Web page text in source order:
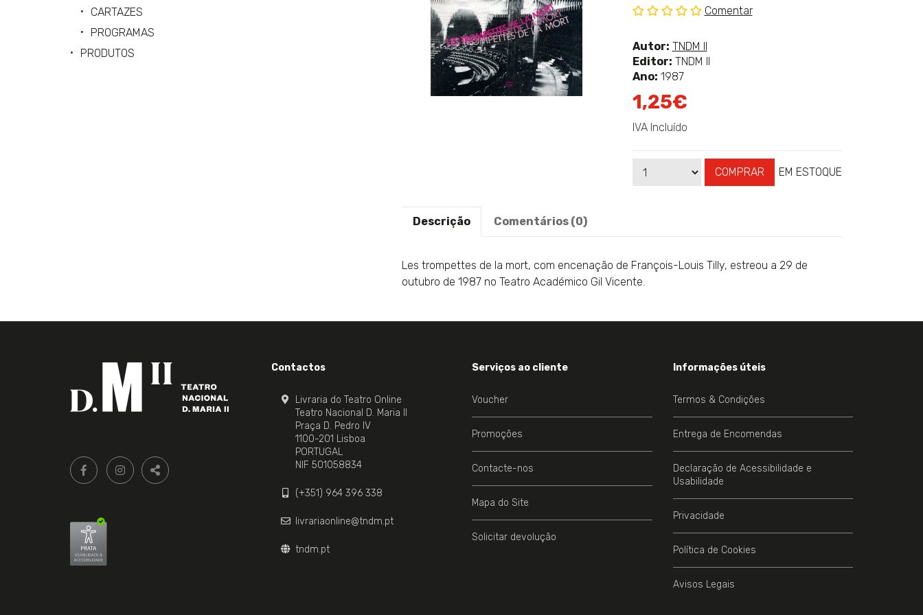
classificação
Comentar
Autor: Ver
mais
sobre
TNDM II
Editor: TNDM II
Ano: 1987
1,25€
IVA Incluído
Qtd COMPRAR
Disponibilidade: EM ESTOQUE
Descrição Comentários (0)
Les trompettes de la mort, com encenação de François-Louis Tilly, estreou a 29 de
outubro de 1987 no Teatro Académico Gil Vicente.
CARTAZES
PROGRAMAS
PRODUTOS
Siga-
nos:
FACEBOOK LIVRARIA DO TEATRO ONLINE.
INSTAGRAM LIVRARIA DO TEATRO ONLINE.
PARTILHAR
Contactos
Livraria do Teatro Online
Teatro Nacional D. Maria II
Praça D. Pedro IV
1100-201 Lisboa
PORTUGAL
NIF 501058834
(+351) 964 396 338
livrariaonline@tndm.pt
tndm.pt
Serviços ao cliente
Voucher
Promoções
Contacte-nos
Mapa do Site
Solicitar devolução
Informações úteis
Termos & Condições
Entrega de Encomendas
Declaração de Acessibilidade e
Usabilidade
Privacidade
Política de Cookies
Avisos Legais